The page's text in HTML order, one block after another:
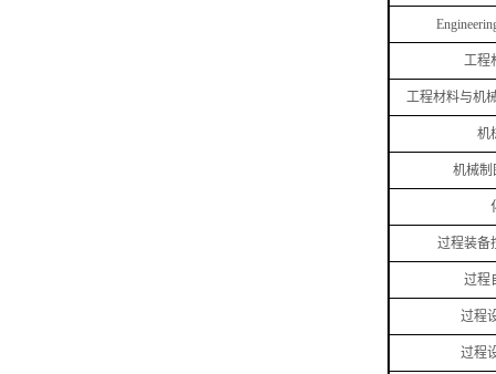
工程
工程材料与机
机
机械制
过程装备
过程
过程
过程